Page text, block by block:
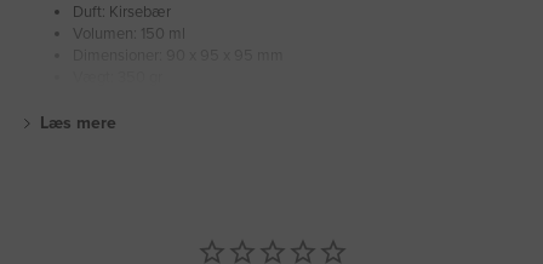
Duft: Kirsebær
Volumen: 150 ml
Læs mere